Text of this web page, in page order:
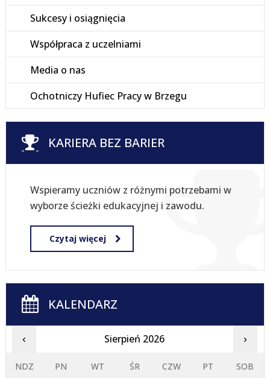
Sukcesy i osiągnięcia
Współpraca z uczelniami
Media o nas
Ochotniczy Hufiec Pracy w Brzegu
KARIERA BEZ BARIER
Wspieramy uczniów z różnymi potrzebami w
wyborze ścieżki edukacyjnej i zawodu.
Czytaj więcej
KALENDARZ
‹ Sierpień 2026 ›
NDZ PN WT ŚR CZW PT SOB